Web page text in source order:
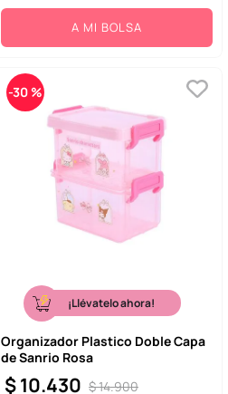
A MI BOLSA
-30 %
¡Llévatelo ahora!
Organizador Plastico Doble Capa
de Sanrio Rosa
$14.900
$10.430